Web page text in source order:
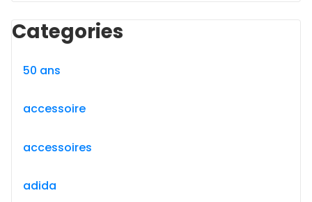
Categories
50 ans
accessoire
accessoires
adida